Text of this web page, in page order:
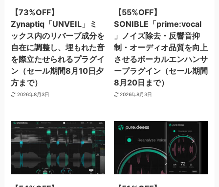
【73%OFF】
Zynaptiq「UNVEIL」ミ
ックス内のリバーブ成分を
自在に調整し、埋もれた音
を際立たせられるプラグイ
ン（セール期間8月10日夕
方まで）
2026年8月3日
【55%OFF】
SONIBLE「prime:vocal
」ノイズ除去・反響音抑
制・オーディオ品質を向上
させるボーカルエンハンサ
ープラグイン（セール期間
8月20日まで）
2026年8月3日